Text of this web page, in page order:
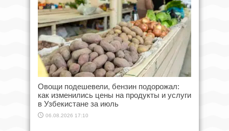
Овощи подешевели, бензин подорожал:
как изменились цены на продукты и услуги
в Узбекистане за июль
06.08.2026 17:10